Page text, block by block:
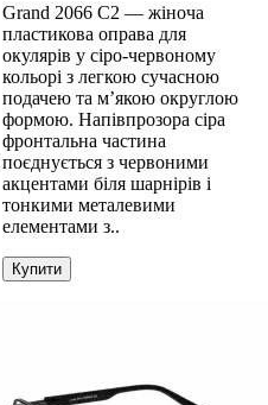
Grand 2066 C2 — жіноча
пластикова оправа для
окулярів у сіро-червоному
кольорі з легкою сучасною
подачею та м’якою округлою
формою. Напівпрозора сіра
фронтальна частина
поєднується з червоними
акцентами біля шарнірів і
тонкими металевими
елементами з..
Купити